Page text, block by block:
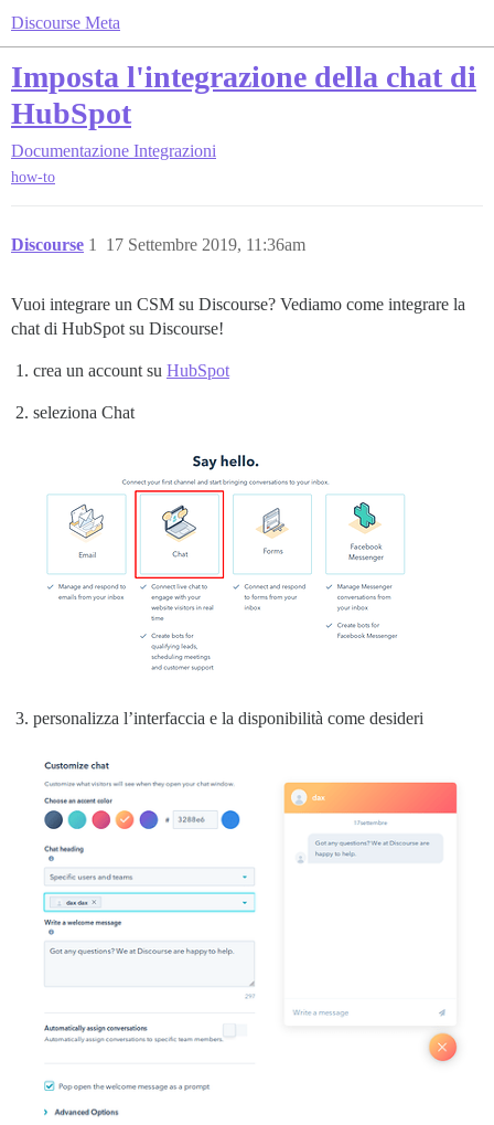
Discourse Meta
Imposta l'integrazione della chat di
HubSpot
Documentazione Integrazioni
how-to
Discourse 17 Settembre 2019, 11:36am
1
Vuoi integrare un CSM su Discourse? Vediamo come integrare la
chat di HubSpot su Discourse!
crea un account su HubSpot
seleziona Chat
personalizza l’interfaccia e la disponibilità come desideri